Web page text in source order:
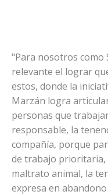
"Para nosotros como
relevante el lograr
estos, donde la
Marzán logra
personas que
responsable, la
compañía, porque
de trabajo prioritaria,
maltrato animal, la
expresa en